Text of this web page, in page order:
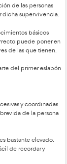
a la
de sufrir un
casos.
de tráfico,
la gravedad de
la actuación
garantizar
modo
más graves